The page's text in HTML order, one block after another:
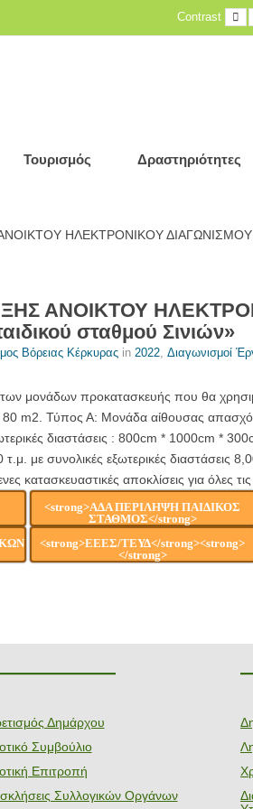
Contrast
Τουρισμός Δραστηριότητες
ΗΛΕΚΤΡΟΝΙΚΟΥ ΔΙΑΓΩΝΙΣΜΟΥ για
ΑΝΟΙΚΤΟΥ
σταθμού Σινιών»
Βόρειας Κέρκυρας in 2022, Διαγωνισμοί
των μονάδων προκατασκευής που θα
80 m2. Τύπος Α: Μονάδα αίθουσας
διαστάσεις : 800cm * 1000cm *
με συνολικές εξωτερικές διαστάσεις
κατασκευαστικές αποκλίσεις για όλες
<strong>ΑΔΑ ΠΕΡΙΛΗΨΗ ΠΑΙΔΙΚΟΣ
ΣΤΑΘΜΟΣ</strong>
<strong>ΕΕΕΣ/ΤΕΥΔ</strong><strong>
</strong>
Δημάρχου
Συμβούλιο
Επιτροπή
Συλλογικών Οργάνων